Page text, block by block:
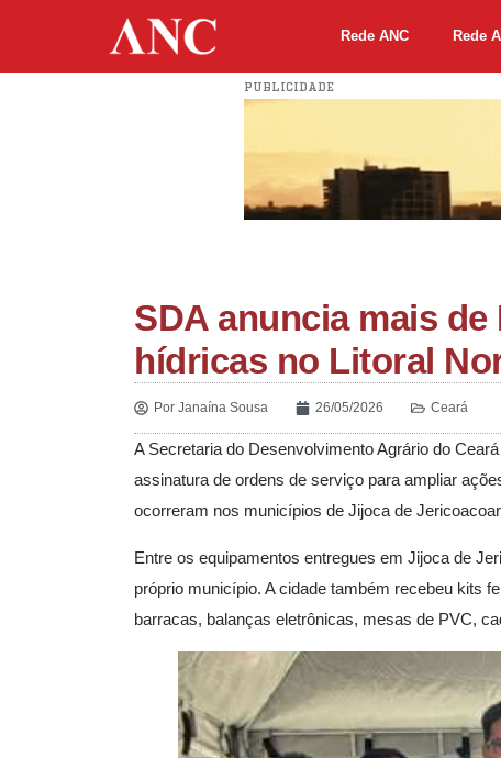
Rede ANC Rede
PUBLICIDADE
SDA anuncia mais
hídricas no Litoral
Por Janaína Sousa 26/05/2026 Ceará
A Secretaria do Desenvolvimento Agrário do
assinatura de ordens de serviço para ampliar
ocorreram nos municípios de Jijoca de
Entre os equipamentos entregues em Jijoca de
próprio município. A cidade também recebeu kits
barracas, balanças eletrônicas, mesas de PVC,